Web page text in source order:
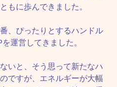
もに歩んできました。
、ぴったりとするハンドル
運営してきました。
いと、そう思って新たなハ
ですが、エネルギーが大幅